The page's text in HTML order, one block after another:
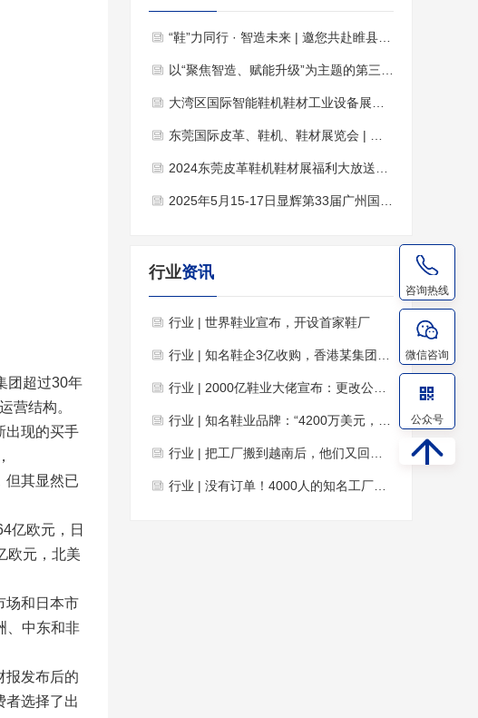
团超过30年
营结构。
出现的买手
但其显然已
亿欧元，日
欧元，北美
场和日本市
、中东和非
报发布后的
者选择了出
行业资讯
行业 | 世界鞋业宣布，开设首家鞋厂
咨询热线
微信咨询
公众号